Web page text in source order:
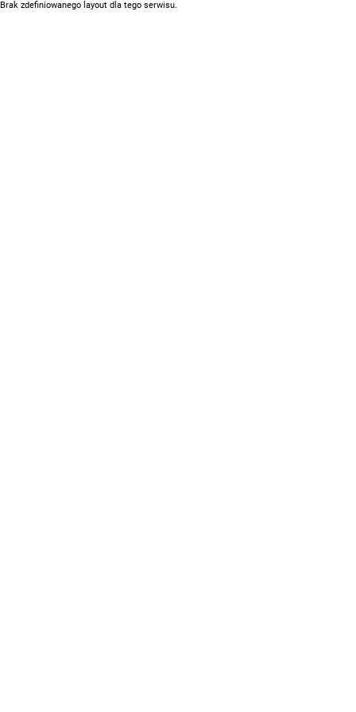
Brak zdefiniowanego layout dla tego serwisu.